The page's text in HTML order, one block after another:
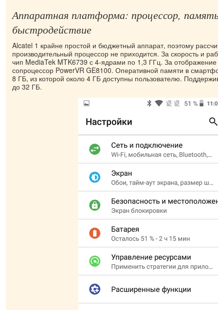
Аппаратная платформа: процессор,
быстродействие
Alcatel 1 крайне простой и бюджетный аппарат, поэтому
производительный процессор не приходится. За скорость и
чип MediaTek MTK6739 с 4-ядрами по 1,3 ГГц. За отображение
сопроцессор PowerVR GE8100. Оперативной памяти в
8 ГБ, из которой около 4 ГБ доступны пользователю.
до 32 ГБ.